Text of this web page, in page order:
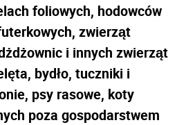
foliowych, hodowców
zwierząt
i innych zwierząt
bydło, tuczniki i
psy rasowe, koty
poza gospodarstwem